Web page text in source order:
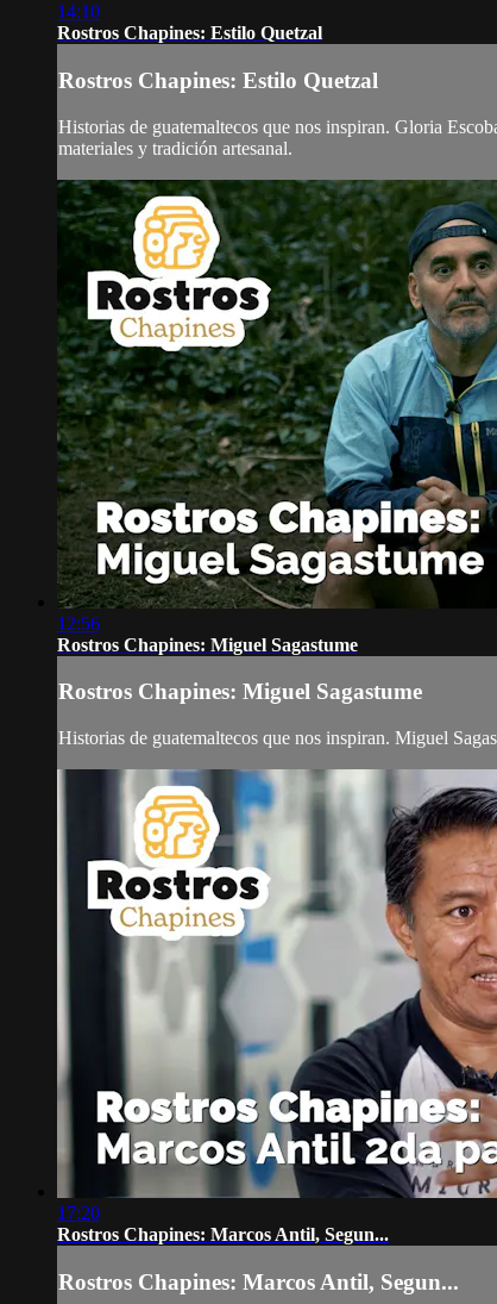
14:10
Rostros Chapines: Estilo Quetzal
Rostros Chapines: Estilo Quetzal
Historias de guatemaltecos que nos inspiran. Gloria
materiales y tradición artesanal.
12:56
Rostros Chapines: Miguel Sagastume
Rostros Chapines: Miguel Sagastume
Historias de guatemaltecos que nos inspiran. Miguel
17:20
Rostros Chapines: Marcos Antil, Segun...
Rostros Chapines: Marcos Antil, Segun...